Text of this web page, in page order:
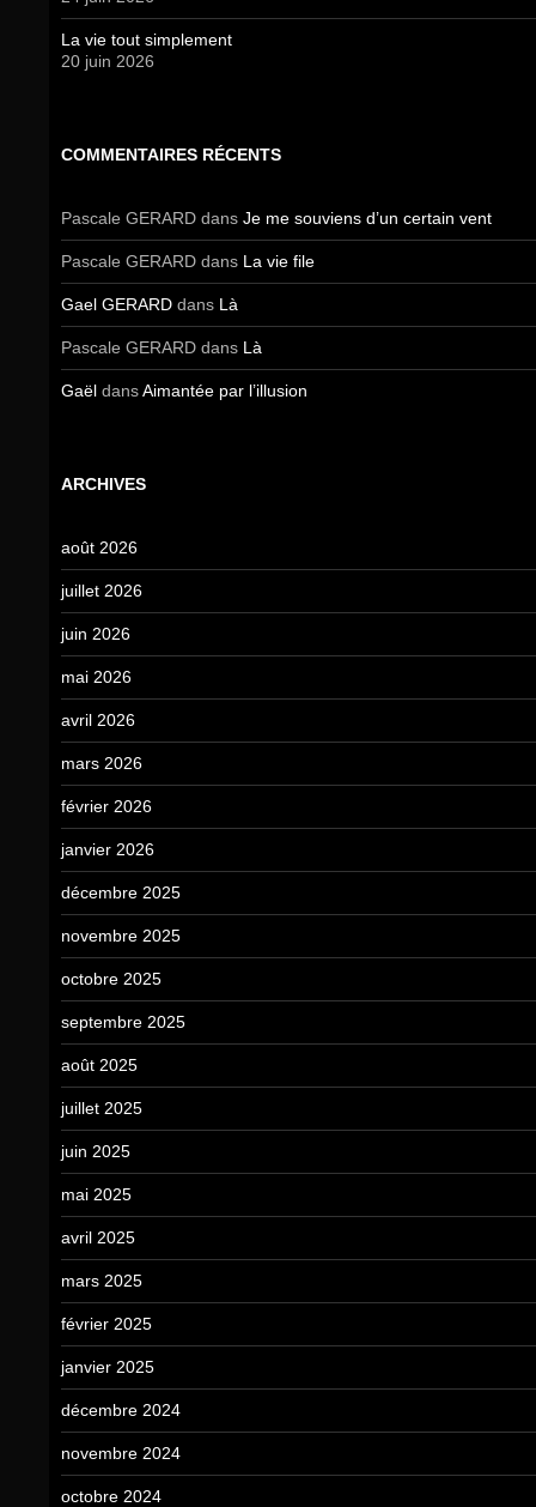
La vie tout simplement
20 juin 2026
COMMENTAIRES RÉCENTS
Pascale GERARD dans Je me souviens d’un certain vent
Pascale GERARD dans La vie file
Gael GERARD dans Là
Pascale GERARD dans Là
Gaël dansAimantée par l’illusion
ARCHIVES
août 2026
juillet 2026
juin 2026
mai 2026
avril 2026
mars 2026
février 2026
janvier 2026
décembre 2025
novembre 2025
octobre 2025
septembre 2025
août 2025
juillet 2025
juin 2025
mai 2025
avril 2025
mars 2025
février 2025
janvier 2025
décembre 2024
novembre 2024
octobre 2024